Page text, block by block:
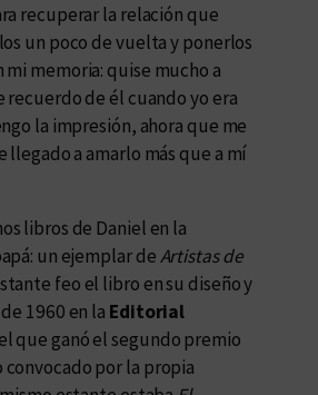
recuperar la relación que
un poco de vuelta y ponerlos
mi memoria: quise mucho a
recuerdo de él cuando yo era
la impresión, ahora que me
llegado a amarlo más que a mí
libros de Daniel en la
un ejemplar deArtistas de
feo el libro en su diseño y
1960 en la Editorial
que ganó el segundo premio
convocado por la propia